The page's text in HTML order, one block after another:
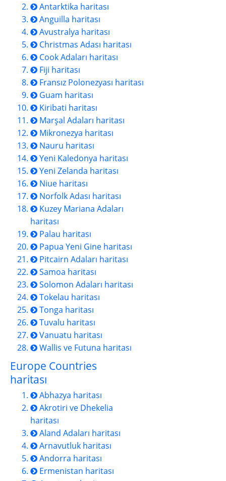
Antarktika haritası
Anguilla haritası
Avustralya haritası
Christmas Adası haritası
Cook Adaları haritası
Fiji haritası
Fransız Polonezyası haritası
Guam haritası
Kiribati haritası
Marşal Adaları haritası
Mikronezya haritası
Nauru haritası
Yeni Kaledonya haritası
Yeni Zelanda haritası
Niue haritası
Norfolk Adası haritası
Kuzey Mariana Adaları
haritası
Palau haritası
Papua Yeni Gine haritası
Pitcairn Adaları haritası
Samoa haritası
Solomon Adaları haritası
Tokelau haritası
Tonga haritası
Tuvalu haritası
Vanuatu haritası
Wallis ve Futuna haritası
Europe Countries
haritası
Abhazya haritası
Akrotiri ve Dhekelia
haritası
Aland Adaları haritası
Arnavutluk haritası
Andorra haritası
Ermenistan haritası